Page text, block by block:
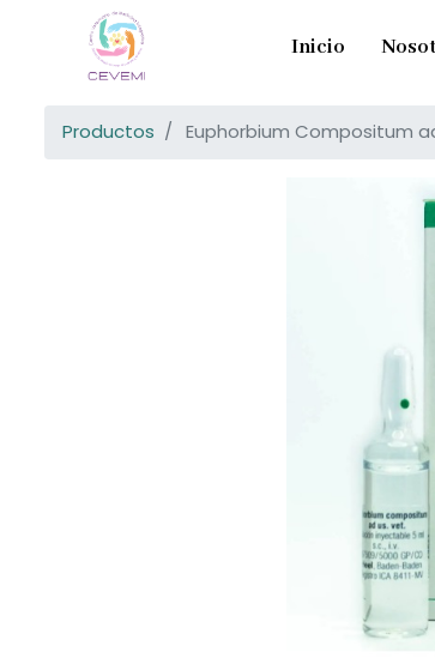
Inicio
Productos Euphorbium Compositum